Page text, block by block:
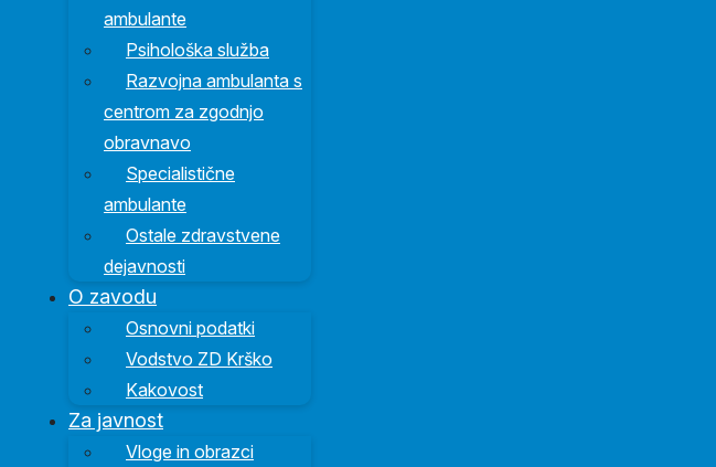
ambulante
Psihološka služba
Razvojna ambulanta s
centrom za zgodnjo
obravnavo
Specialistične
ambulante
Ostale zdravstvene
dejavnosti
O zavodu
Osnovni podatki
Vodstvo ZD Krško
Kakovost
Za javnost
Vloge in obrazci